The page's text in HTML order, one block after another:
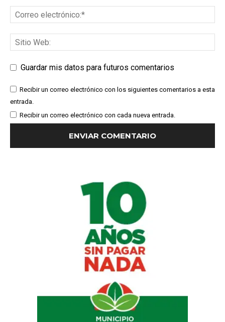
Guardar mis datos para futuros comentarios
Recibir un correo electrónico con los siguientes comentarios a esta
entrada.
Recibir un correo electrónico con cada nueva entrada.